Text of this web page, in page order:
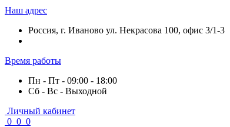
Наш адрес
Россия, г. Иваново ул. Некрасова 100, офис 3/1-3
Время работы
Пн - Пт - 09:00 - 18:00
Сб - Вс - Выходной
Личный кабинет
0 0 0